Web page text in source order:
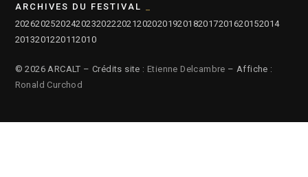
ARCHIVES DU FESTIVAL
2026202520242023202220212020201920182017201620152014
2013201220112010
© 2026 ARCALT – Crédits site : Etienne Delcambre – Affiche :
Ronald Curchod